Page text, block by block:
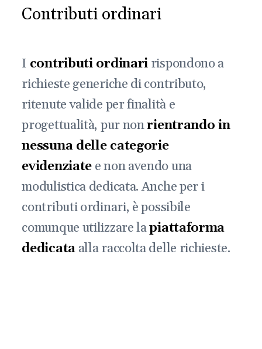
Contributi ordinari
I contributi ordinari rispondono a
richieste generiche di contributo,
ritenute valide per finalità e
progettualità, pur nonrientrando in
nessuna delle categorie
evidenziate e non avendo una
modulistica dedicata. Anche per i
contributi ordinari, è possibile
comunque utilizzare lapiattaforma
dedicataalla raccolta delle richieste.